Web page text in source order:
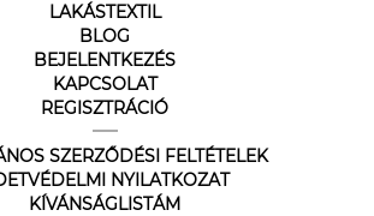
LAKÁSTEXTIL
BLOG
BEJELENTKEZÉS
KAPCSOLAT
REGISZTRÁCIÓ
SZERZŐDÉSI FELTÉTELEK
NYILATKOZAT
KÍVÁNSÁGLISTÁM